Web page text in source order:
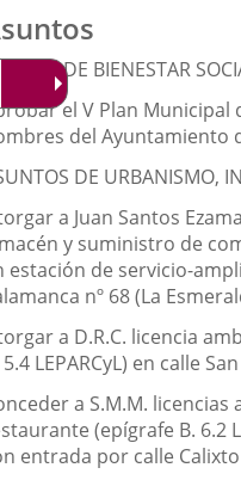
DE BIENESTAR
el V Plan
del Ayuntamiento
DE URBANISMO,
a Juan Santos
y suministro de
estación de servicio-
nº 68 (La
a D.R.C. licencia
LEPARCyL) en calle
a S.M.M.
(epígrafe B. 6.2
entrada por calle